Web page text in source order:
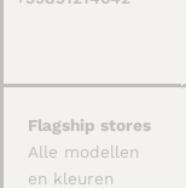
Flagship stores
Alle modellen
en kleuren